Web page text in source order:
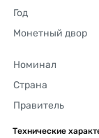
Год
Монетный двор
Номинал
Страна
Правитель
Технические